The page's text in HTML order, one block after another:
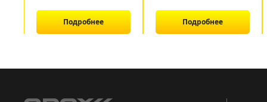
Подробнее Подробнее